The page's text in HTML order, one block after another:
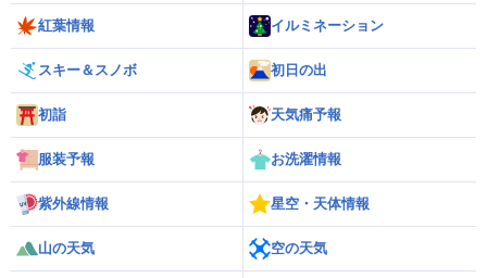
紅葉情報 イルミネーション
スキー＆スノボ 初日の出
初詣 天気痛予報
服装予報 お洗濯情報
紫外線情報 星空・天体情報
山の天気 空の天気